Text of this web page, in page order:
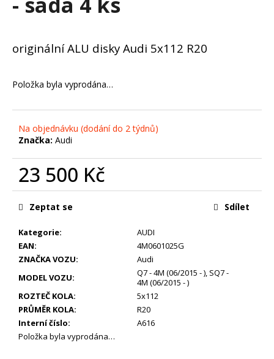
originální ALU disky Audi 5x112 R20
Položka byla vyprodána…
Na objednávku (dodání do 2 týdnů)
Značka: Audi
23 500 Kč
Měrná
cena:
Kategorie:
AUDI
EAN:
4M0601025G
ZNAČKA VOZU:
Audi
MODEL VOZU: Q7 - 4M (06/2015 - ), SQ7 -
4M (06/2015 - )
ROZTEČ KOLA:
5x112
PRŮMĚR KOLA:
R20
Interní číslo:
A616
Položka byla vyprodána…
Zeptat se Sdílet
e
m
VW
TIGUAN
ORIGINÁLNÍ
ALU
DISKY
R17
SADA
KS
17
Kč